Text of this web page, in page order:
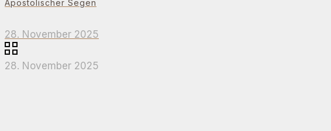
Apostolischer Segen
28. November 2025
28. November 2025